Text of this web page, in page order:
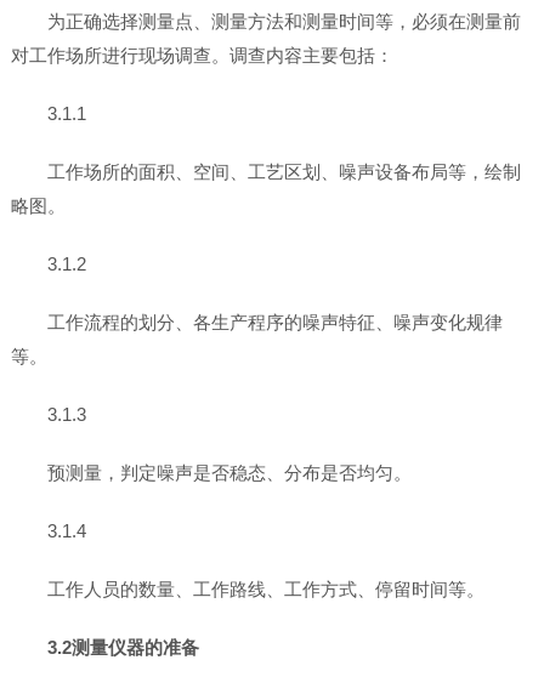
为正确选择测量点、测量方法和测量时间等，必须在测量前
对工作场所进行现场调查。调查内容主要包括：
3.1.1
工作场所的面积、空间、工艺区划、噪声设备布局等，绘制
略图。
3.1.2
工作流程的划分、各生产程序的噪声特征、噪声变化规律
等。
3.1.3
预测量，判定噪声是否稳态、分布是否均匀。
3.1.4
工作人员的数量、工作路线、工作方式、停留时间等。
3.2测量仪器的准备